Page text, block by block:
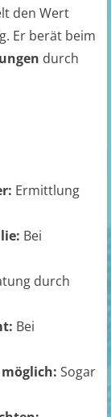
den Wert
Er berät beim
durch
Ermittlung
Bei
durch
Bei
Sogar